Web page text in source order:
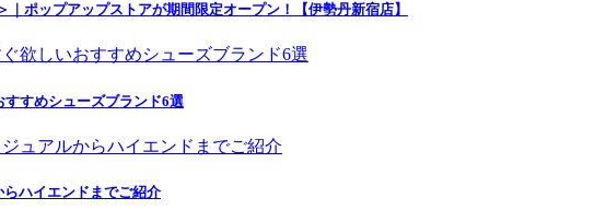
ポップアップストアが期間限定オープン！【伊勢丹新宿店】
すすめシューズブランド6選
ハイエンドまでご紹介